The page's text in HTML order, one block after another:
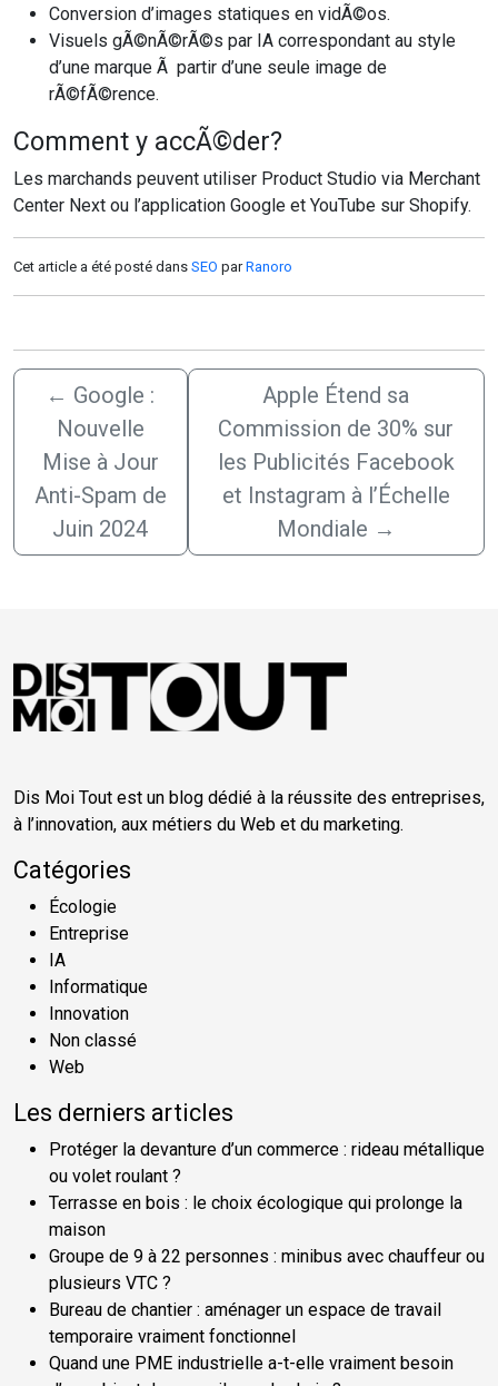
Conversion d’images statiques en vidÃ©os.
Visuels gÃ©nÃ©rÃ©s par IA correspondant au style
d’une marque Ã partir d’une seule image de
rÃ©fÃ©rence.
Comment y accÃ©der?
Les marchands peuvent utiliser Product Studio via Merchant
Center Next ou l’application Google et YouTube sur Shopify.
Cet article a été posté dans SEO parRanoro
← Google :
Nouvelle
Mise à Jour
Anti-Spam de
Juin 2024
Apple Étend sa
Commission de 30% sur
les Publicités Facebook
et Instagram à l’Échelle
Mondiale →
Dis Moi Tout est un blog dédié à la réussite des entreprises,
à l’innovation, aux métiers du Web et du marketing.
Catégories
Écologie
Entreprise
IA
Informatique
Innovation
Non classé
Web
Les derniers articles
Protéger la devanture d’un commerce : rideau métallique
ou volet roulant ?
Terrasse en bois : le choix écologique qui prolonge la
maison
Groupe de 9 à 22 personnes : minibus avec chauffeur ou
plusieurs VTC ?
Bureau de chantier : aménager un espace de travail
temporaire vraiment fonctionnel
Quand une PME industrielle a-t-elle vraiment besoin